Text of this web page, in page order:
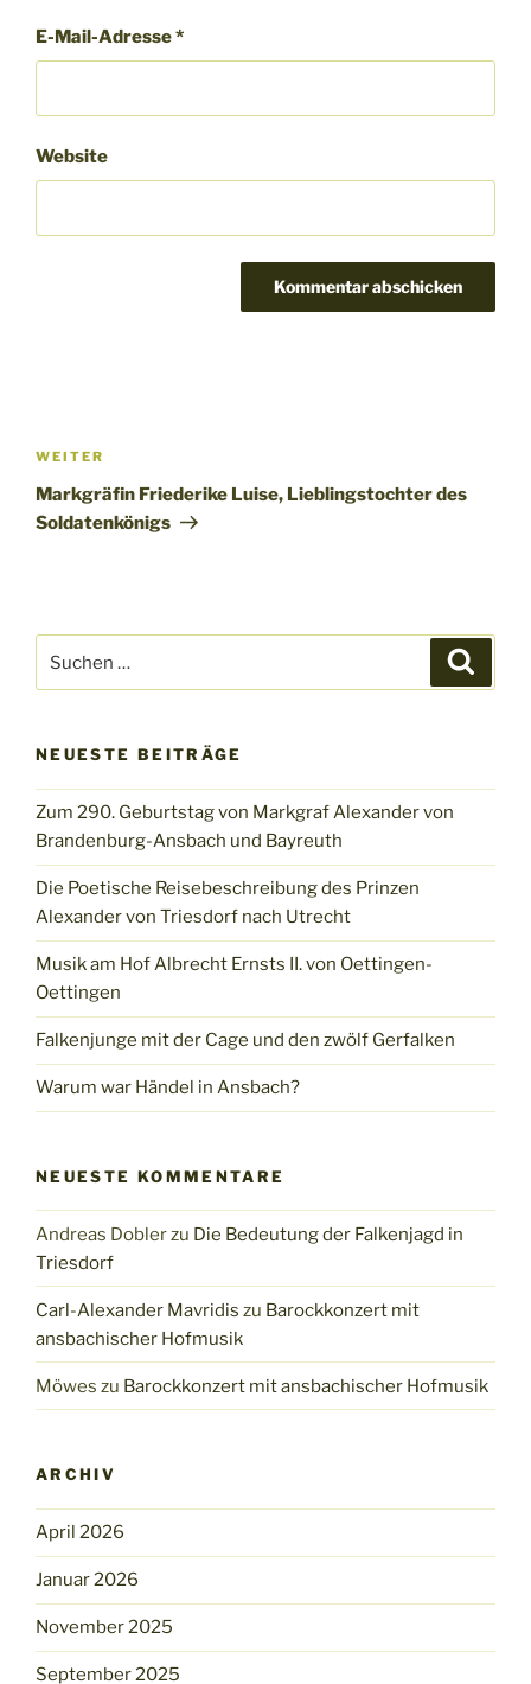
E-Mail-Adresse*
Website
Nächster
Beitrag
WEITER
Markgräfin Friederike Luise, Lieblingstochter des
Soldatenkönigs
nach:
NEUESTE BEITRÄGE
Zum 290. Geburtstag von Markgraf Alexander von
Brandenburg-Ansbach und Bayreuth
Die Poetische Reisebeschreibung des Prinzen
Alexander von Triesdorf nach Utrecht
Musik am Hof Albrecht Ernsts II. von Oettingen-
Oettingen
Falkenjunge mit der Cage und den zwölf Gerfalken
Warum war Händel in Ansbach?
NEUESTE KOMMENTARE
Andreas Doblerzu Die Bedeutung der Falkenjagd in
Triesdorf
Carl-Alexander Mavridis zu Barockkonzert mit
ansbachischer Hofmusik
Möwes zu Barockkonzert mit ansbachischer Hofmusik
ARCHIV
April 2026
Januar 2026
November 2025
September 2025